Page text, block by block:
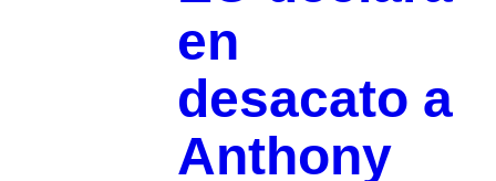
en
desacato a
Anthony